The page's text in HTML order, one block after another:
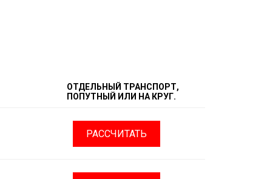
ОТДЕЛЬНЫЙ ТРАНСПОРТ,
ПОПУТНЫЙ ИЛИ НА КРУГ.
РАССЧИТАТЬ